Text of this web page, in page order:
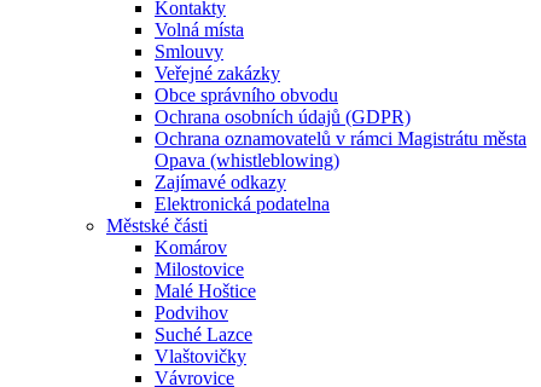
Kontakty
Volná místa
Smlouvy
Veřejné zakázky
Obce správního obvodu
Ochrana osobních údajů (GDPR)
Ochrana oznamovatelů v rámci Magistrátu města
Opava (whistleblowing)
Zajímavé odkazy
Elektronická podatelna
Městské části
Komárov
Milostovice
Malé Hoštice
Podvihov
Suché Lazce
Vlaštovičky
Vávrovice